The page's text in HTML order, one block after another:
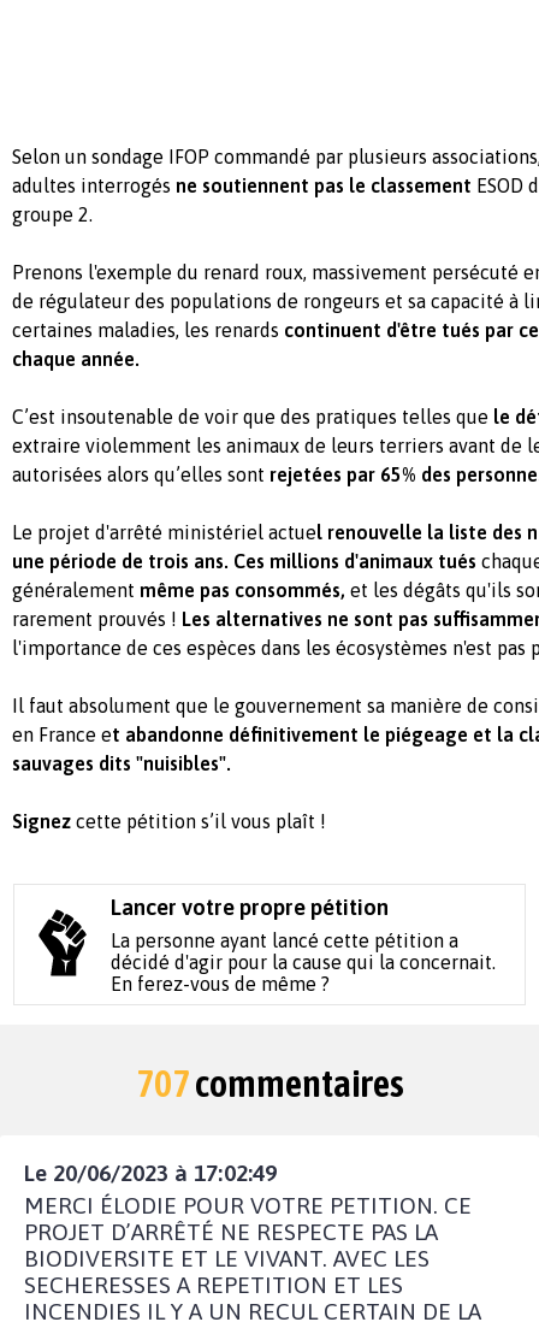
Selon un sondage IFOP commandé par plusieurs
adultes interrogés ne soutiennent pas le classement ESOD
groupe 2.
Prenons l'exemple du renard roux, massivement persécuté
de régulateur des populations de rongeurs et sa capacité à
certaines maladies, les renards continuent d'être tués par
chaque année.
C’est insoutenable de voir que des pratiques telles que le
extraire violemment les animaux de leurs terriers avant de
autorisées alors qu’elles sont rejetées par 65% des
Le projet d'arrêté ministériel actuel renouvelle la liste des
une période de trois ans. Ces millions d'animaux tués
généralement même pas consommés, et les dégâts qu'ils
rarement prouvés ! Les alternatives ne sont pas
l'importance de ces espèces dans les écosystèmes n'est pas
Il faut absolument que le gouvernement sa manière de
en France et abandonne définitivement le piégeage et la
sauvages dits "nuisibles".
Signez cette pétition s’il vous plaît !
Lancer votre propre pétition
La personne ayant lancé cette pétition a
décidé d'agir pour la cause qui la concernait.
En ferez-vous de même ?
707commentaires
Le 20/06/2023 à 17:02:49
MERCI ÉLODIE POUR VOTRE PETITION. CE
PROJET D’ARRÊTÉ NE RESPECTE PAS LA
BIODIVERSITE ET LE VIVANT. AVEC LES
SECHERESSES A REPETITION ET LES
INCENDIES IL Y A UN RECUL CERTAIN DE LA